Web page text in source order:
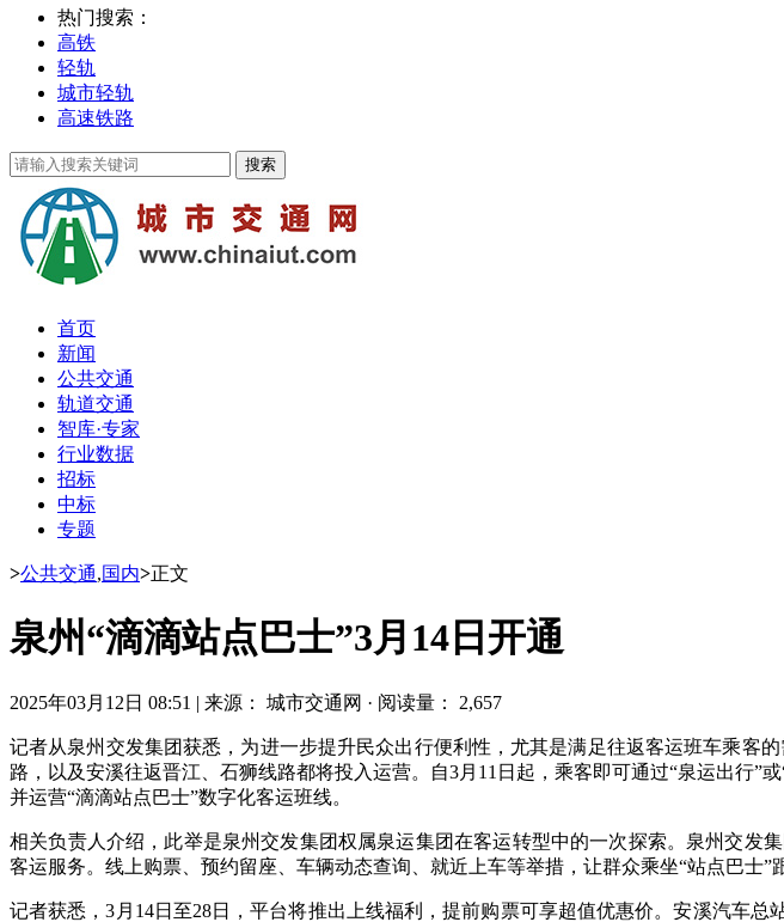
热门搜索：
高铁
轻轨
城市轻轨
高速铁路
首页
新闻
公共交通
轨道交通
智库·专家
行业数据
招标
中标
专题
>公共交通,国内>正文
泉州“滴滴站点巴士”3月14日开通
2025年03月12日 08:51 | 来源： 城市交通网 · 阅读量： 2,657
记者从泉州交发集团获悉，为进一步提升民众出行便利性，尤其是满足往返客运班车乘客
路，以及安溪往返晋江、石狮线路都将投入运营。自3月11日起，乘客即可通过“泉运出行”
并运营“滴滴站点巴士”数字化客运班线。
相关负责人介绍，此举是泉州交发集团权属泉运集团在客运转型中的一次探索。泉州交发
客运服务。线上购票、预约留座、车辆动态查询、就近上车等举措，让群众乘坐“站点巴士”
记者获悉，3月14日至28日，平台将推出上线福利，提前购票可享超值优惠价。安溪汽车